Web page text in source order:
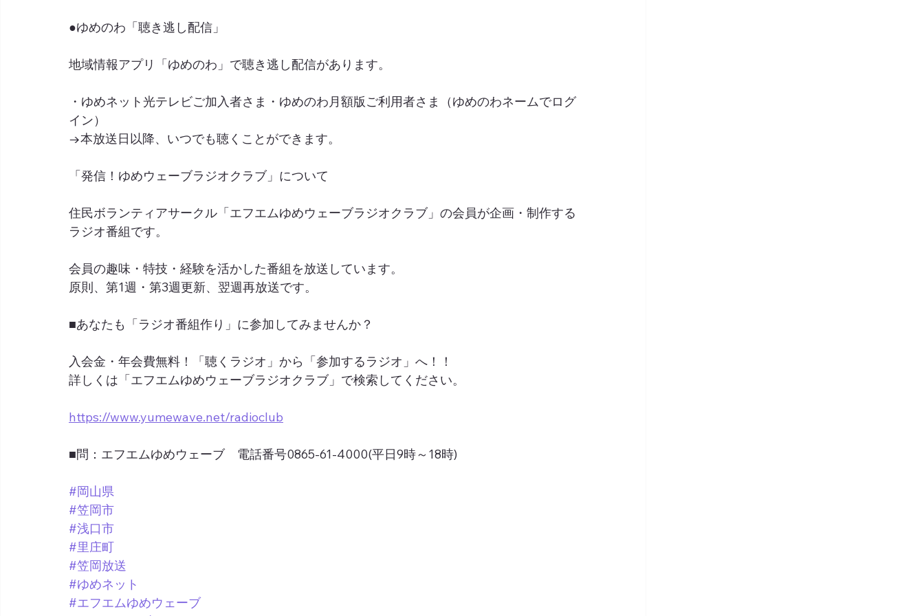
●ゆめのわ「聴き逃し配信」
地域情報アプリ「ゆめのわ」で聴き逃し配信があります。
・ゆめネット光テレビご加入者さま・ゆめのわ月額版ご利用者さま（ゆめのわネームでログ
イン）
→本放送日以降、いつでも聴くことができます。
「発信！ゆめウェーブラジオクラブ」について
住民ボランティアサークル「エフエムゆめウェーブラジオクラブ」の会員が企画・制作する
ラジオ番組です。
会員の趣味・特技・経験を活かした番組を放送しています。
原則、第1週・第3週更新、翌週再放送です。
■あなたも「ラジオ番組作り」に参加してみませんか？
入会金・年会費無料！「聴くラジオ」から「参加するラジオ」へ！！
詳しくは「エフエムゆめウェーブラジオクラブ」で検索してください。
https://www.yumewave.net/radioclub
■問：エフエムゆめウェーブ　電話番号0865-61-4000(平日9時～18時)
#岡山県
#笠岡市
#浅口市
#里庄町
#笠岡放送
#ゆめネット
#エフエムゆめウェーブ